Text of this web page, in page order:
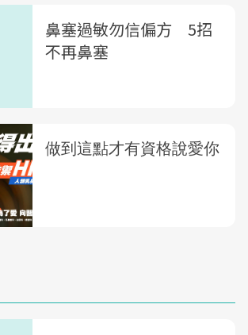
鼻塞過敏勿信偏方 5招
不再鼻塞